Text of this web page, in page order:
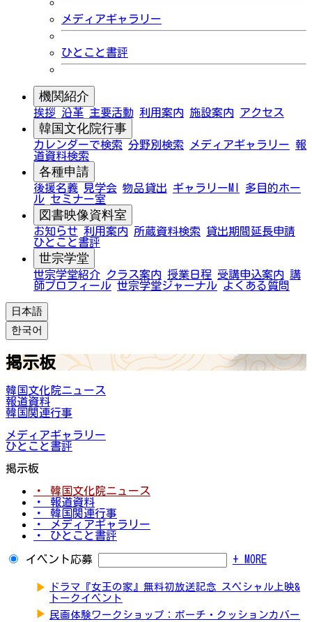
メディアギャラリー
ひとこと書評
機関紹介
挨拶 沿革 主要活動 利用案内 施設案内 アクセス
韓国文化院行事
カレンダーで検索 分野別検索 メディアギャラリー 報
道資料検索
各種申請
後援名義 見学会 物品貸出 ギャラリーMI
多目的ホー
ル セミナー室
図書映像資料室
お知らせ 利用案内 所蔵資料検索
貸出期間延長申請
ひとこと書評
世宗学堂
世宗学堂紹介 クラス案内 授業日程 受講申込案内 講
師プロフィール 世宗学堂ジャーナル よくある質問
日本語
한국어
掲示板
韓国文化院ニュース
報道資料
韓国関連行事
メディアギャラリー
ひとこと書評
掲示板
・ 韓国文化院ニュース
・ 報道資料
・ 韓国関連行事
・ メディアギャラリー
・ ひとこと書評
イベント応募 + MORE
▶
ドラマ『女王の家』無料初放送記念 スペシャル上映&
トークイベント
▶ 民画体験ワークショップ：ポーチ・クッションカバー